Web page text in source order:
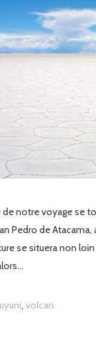
notre voyage se
Pedro de
se situera non
uyuni, volcan